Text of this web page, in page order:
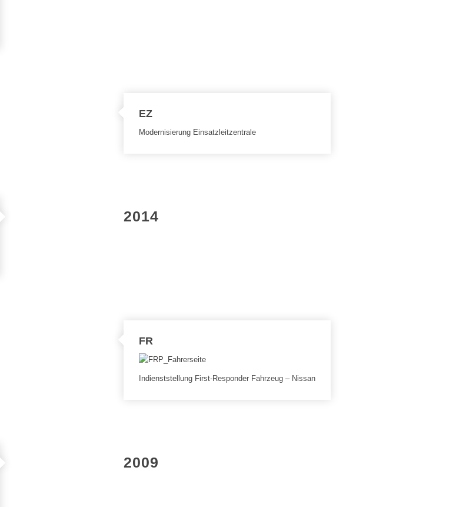
EZ
Modernisierung Einsatzleitzentrale
2014
FR
Indienststellung First-Responder Fahrzeug – Nissan
2009